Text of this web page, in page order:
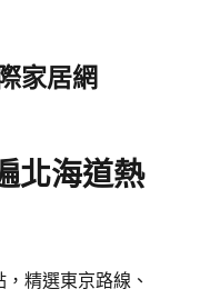
家居網
北海道熱
，精選東京路線、